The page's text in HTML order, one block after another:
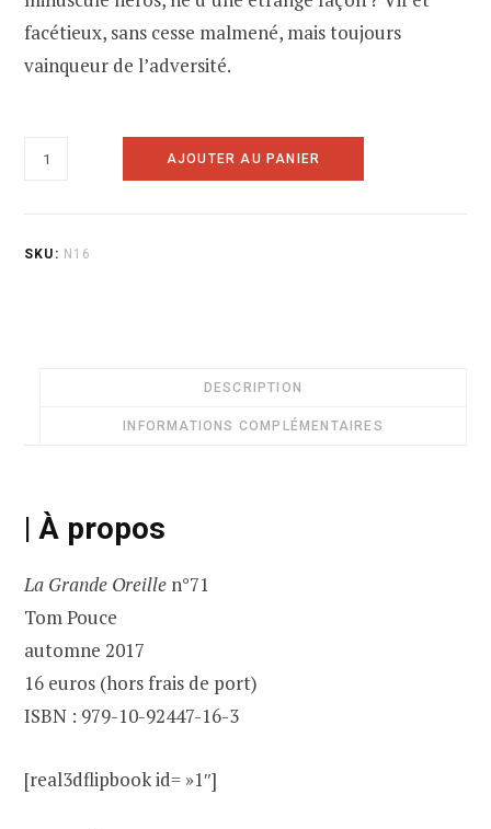
facétieux, sans cesse malmené, mais toujours
vainqueur de l’adversité.
quantité
Tom
AJOUTER AU PANIER
SKU: N16
DESCRIPTION
INFORMATIONS COMPLÉMENTAIRES
| À propos
La Grande Oreille n°71
Tom Pouce
automne 2017
16 euros (hors frais de port)
ISBN : 979-10-92447-16-3
[real3dflipbook id= »1″]